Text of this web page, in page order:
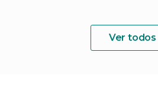
Ver todos